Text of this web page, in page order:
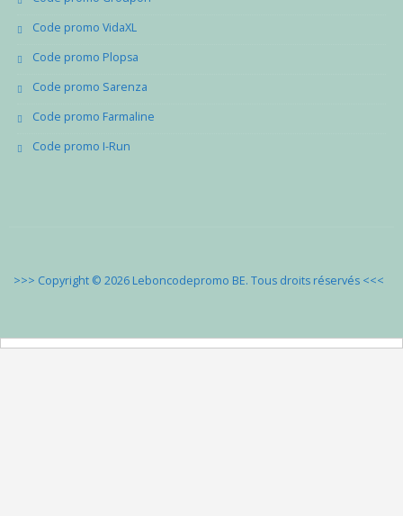
Code promo VidaXL
Code promo Plopsa
Code promo Sarenza
Code promo Farmaline
Code promo I-Run
>>> Copyright © 2026 Leboncodepromo BE. Tous droits réservés <<<